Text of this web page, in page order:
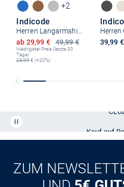
+2
Indicode
Herren Langarmshirt - INValwald
49,99 €
Ermäßigter Preis
ab 29,99 €
Niedrigster Preis (letzte 30
Tage):
23,99€ (+20%)
39,99 €
ZUM